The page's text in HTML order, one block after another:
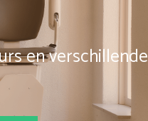
en verschillende